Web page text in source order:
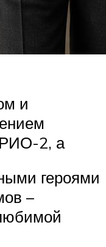
и
РИО-2, а
героями
–